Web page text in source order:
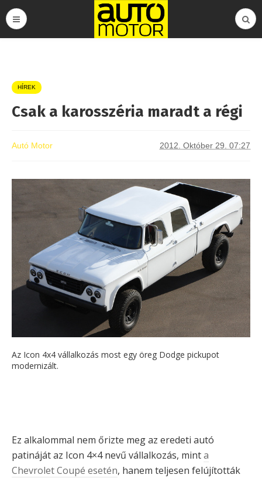
HÍREK
Csak a karosszéria maradt a régi
Autó Motor 2012. Október 29. 07:27
Az Icon 4x4 vállalkozás most egy öreg Dodge pickupot
modernizált.
Ez alkalommal nem őrizte meg az eredeti autó
patináját az Icon 4×4 nevű vállalkozás, minta
Chevrolet Coupé esetén, hanem teljesen felújították